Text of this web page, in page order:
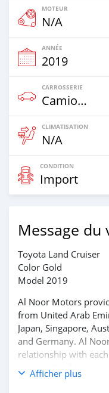
MOTEUR
N/A
ANNÉE
2019
CARROSSERIE
Camion‒Bus
CLIMATISATION
N/A
CONDITION
Import
Message du
Toyota Land Cruiser
Color Gold
Model 2019
Al Noor Motors
from United Arab
Japan, Singapore,
and Germany. Al
relationship with
is committed to
frequent
Afficher plus